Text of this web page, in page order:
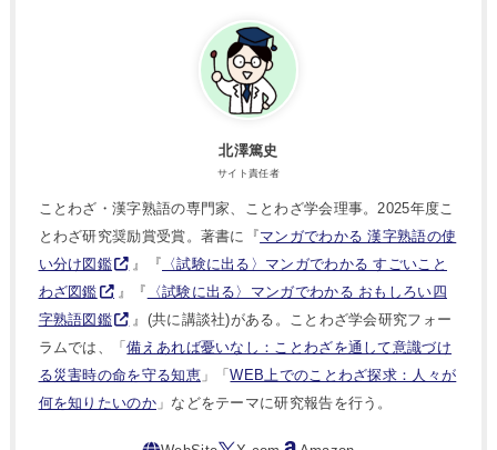
北澤篤史
サイト責任者
ことわざ・漢字熟語の専門家、ことわざ学会理事。2025年度こ
とわざ研究奨励賞受賞。著書に『マンガでわかる 漢字熟語の使
い分け図鑑
』『 〈試験に出る〉マンガでわかる すごいこと
わざ図鑑
』『
〈試験に出る〉マンガでわかる おもしろい四
字熟語図鑑
』(共に講談社)がある。ことわざ学会研究フォー
ラムでは、「備えあれば憂いなし：ことわざを通して意識づけ
る災害時の命を守る知恵」「WEB上でのことわざ探求：人々が
何を知りたいのか」などをテーマに研究報告を行う。